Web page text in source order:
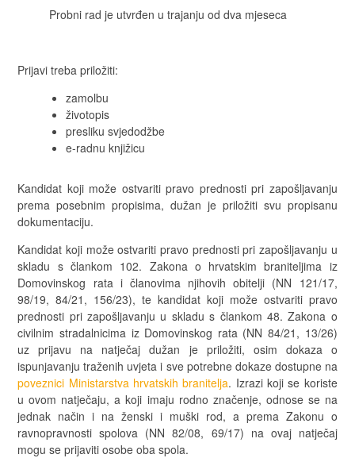
Probni rad je utvrđen u trajanju od dva mjeseca
Prijavi treba priložiti:
zamolbu
životopis
presliku svjedodžbe
e-radnu knjižicu
Kandidat koji može ostvariti pravo prednosti pri zapošljavanju
prema posebnim propisima, dužan je priložiti svu propisanu
dokumentaciju.
Kandidat koji može ostvariti pravo prednosti pri zapošljavanju u
skladu s člankom 102. Zakona o hrvatskim braniteljima iz
Domovinskog rata i članovima njihovih obitelji (NN 121/17,
98/19, 84/21, 156/23), te kandidat koji može ostvariti pravo
prednosti pri zapošljavanju u skladu s člankom 48. Zakona o
civilnim stradalnicima iz Domovinskog rata (NN 84/21, 13/26)
uz prijavu na natječaj dužan je priložiti, osim dokaza o
ispunjavanju traženih uvjeta i sve potrebne dokaze dostupne na
poveznici Ministarstva hrvatskih branitelja. Izrazi koji se koriste
u ovom natječaju, a koji imaju rodno značenje, odnose se na
jednak način i na ženski i muški rod, a prema Zakonu o
ravnopravnosti spolova (NN 82/08, 69/17) na ovaj natječaj
mogu se prijaviti osobe oba spola.